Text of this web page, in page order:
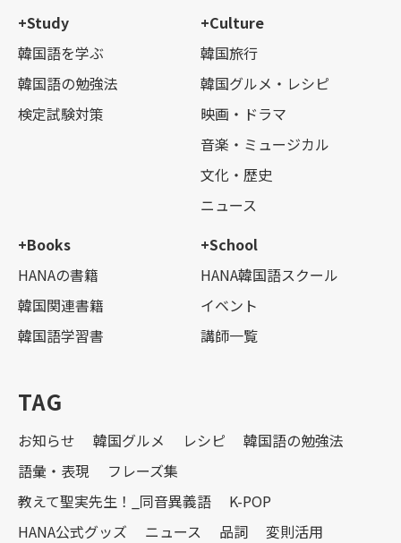
+Study
韓国語を学ぶ
韓国語の勉強法
検定試験対策
+Culture
韓国旅行
韓国グルメ・レシピ
映画・ドラマ
音楽・ミュージカル
文化・歴史
ニュース
+Books
HANAの書籍
韓国関連書籍
韓国語学習書
+School
HANA韓国語スクール
イベント
講師一覧
TAG
お知らせ 韓国グルメ レシピ
韓国語の勉強法
語彙・表現
フレーズ集
教えて聖実先生！_同音異義語
K-POP
HANA公式グッズ
ニュース 品詞
変則活用